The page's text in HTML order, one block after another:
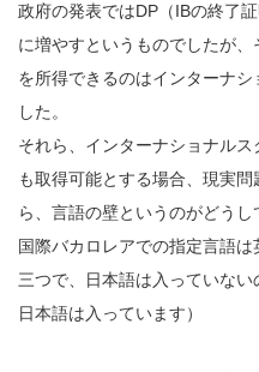
政府の発表ではDP（IBの終了
に増やすというものでしたが
を所得できるのはインターナ
した。
それら、インターナショナル
も取得可能とする場合、現実
ら、言語の壁というのがどうし
国際バカロレアでの指定言語
三つで、日本語は入っていな
日本語は入っています）